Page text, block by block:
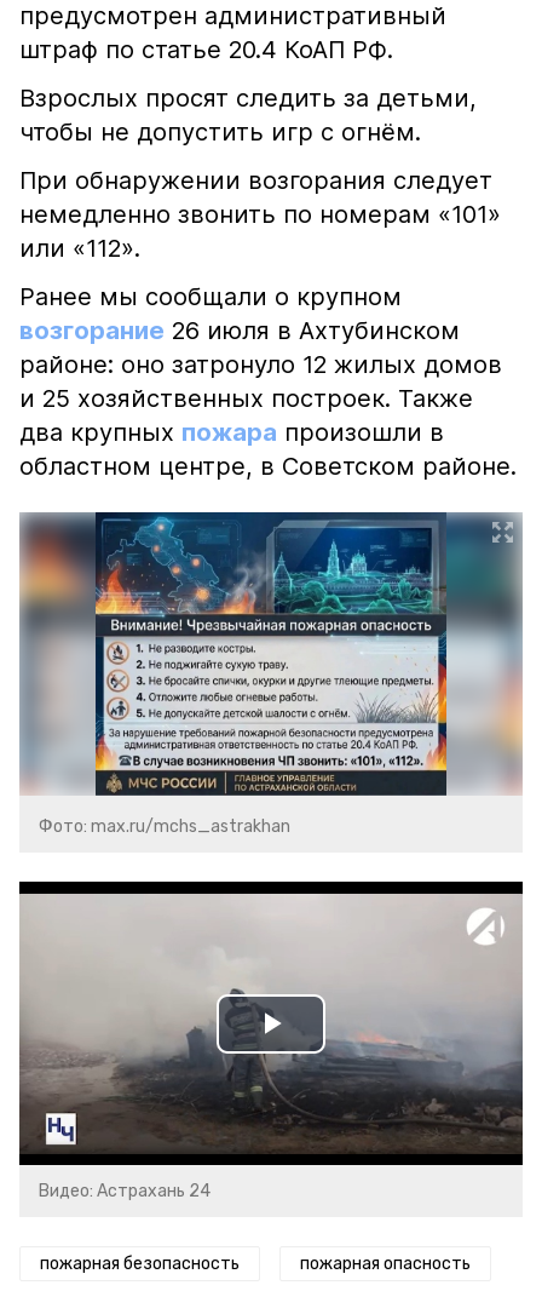
предусмотрен административный
штраф по статье 20.4 КоАП РФ.
Взрослых просят следить за детьми,
чтобы не допустить игр с огнём.
При обнаружении возгорания следует
немедленно звонить по номерам «101»
или «112».
Ранее мы сообщали о крупном
возгорание 26 июля в Ахтубинском
районе: оно затронуло 12 жилых домов
и 25 хозяйственных построек. Также
два крупных пожара произошли в
областном центре, в Советском районе.
Фото: max.ru/mchs_astrakhan
Play
Video
Видео: Астрахань 24
пожарная безопасность пожарная опасность